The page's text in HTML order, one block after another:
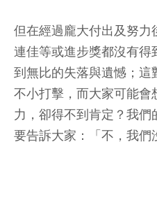
但在經過龐大付出及努力
連佳等或進步獎都沒有得
到無比的失落與遺憾；這
不小打擊，而大家可能會
力，卻得不到肯定？我們
要告訴大家：「不，我們